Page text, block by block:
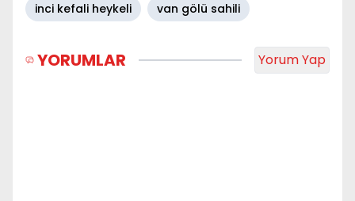
inci kefali heykeli
van gölü sahili
YORUMLAR Yorum Yap